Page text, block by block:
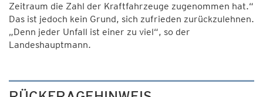
Zeitraum die Zahl der Kraftfahrzeuge zugenommen hat.“
Das ist jedoch kein Grund, sich zufrieden zurückzulehnen.
„Denn jeder Unfall ist einer zu viel“, so der
Landeshauptmann.